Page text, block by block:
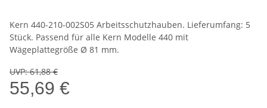
Kern 440-210-002S05 Arbeitsschutzhauben. Lieferumfang: 5
Stück. Passend für alle Kern Modelle 440 mit
Wägeplattegröße Ø 81 mm.
UVP:61,88 €
55,69 €